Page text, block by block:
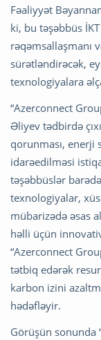
Fəaliyyət
ki, bu təşəbbüs
rəqəmsallaşmanı
sürətləndirəcək,
texnologiyalara
“Azerconnect
Əliyev tədbirdə
qorunması, enerji
idarəedilməsi
təşəbbüslər
texnologiyalar,
mübarizədə əsas
həlli üçün
“Azerconnect
tətbiq edərək
karbon izini
hədəfləyir.
Görüşün sonunda